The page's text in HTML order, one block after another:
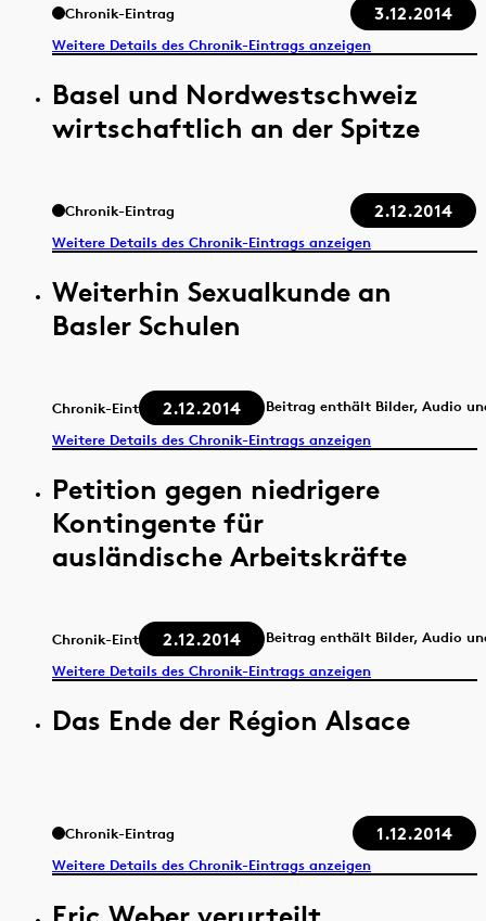
Chronik-Eintrag 3.12.2014
Weitere Details des Chronik-Eintrags anzeigen
Basel und Nordwestschweiz
wirtschaftlich an der Spitze
Chronik-Eintrag 2.12.2014
Weitere Details des Chronik-Eintrags anzeigen
Weiterhin Sexualkunde an
Basler Schulen
Chronik-Eintrag 2.12.2014
Beitrag enthält Bilder, Audio
Weitere Details des Chronik-Eintrags anzeigen
Petition gegen niedrigere
Kontingente für
ausländische Arbeitskräfte
Chronik-Eintrag 2.12.2014
Beitrag enthält Bilder, Audio
Weitere Details des Chronik-Eintrags anzeigen
Das Ende der Région Alsace
Chronik-Eintrag 1.12.2014
Weitere Details des Chronik-Eintrags anzeigen